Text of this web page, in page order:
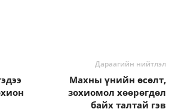
Дараагийн нийтлэл
Махны үнийн өсөлт,
зохиомол хөөрөгдөл
байх талтай гэв